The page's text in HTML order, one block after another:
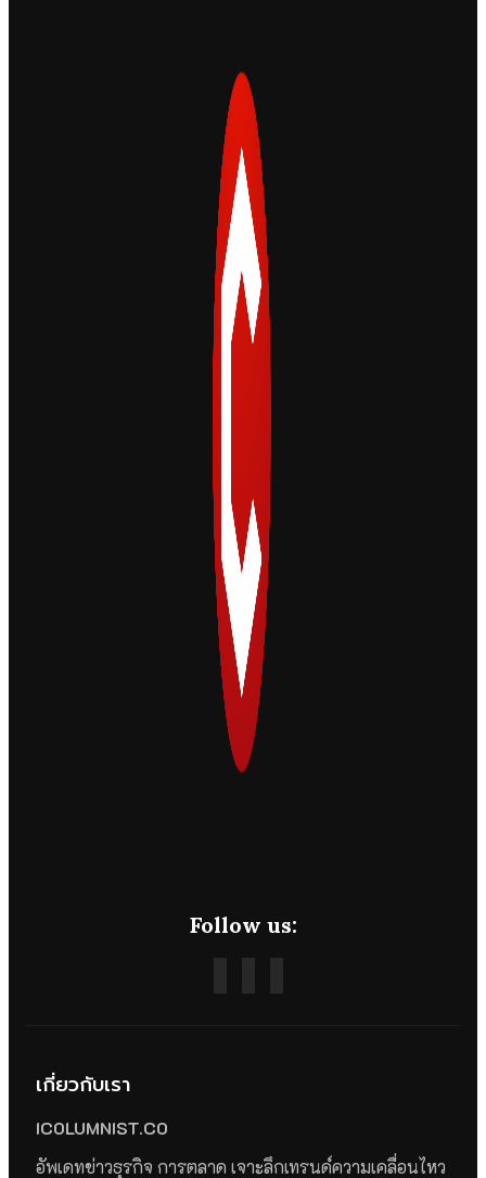
Follow us:
เกี่ยวกับเรา
ICOLUMNIST.CO
อัพเดทข่าวธุรกิจ การตลาด เจาะลึกเทรนด์ความเคลื่อนไหว